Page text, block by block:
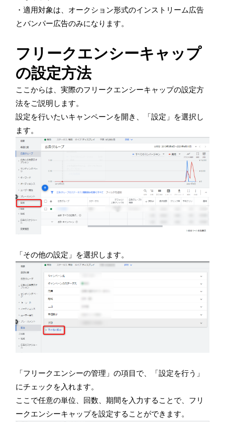
・適用対象は、オークション形式のインストリーム広告
とバンパー広告のみになります。
フリークエンシーキャップ
の設定方法
ここからは、実際のフリークエンシーキャップの設定方
法をご説明します。
設定を行いたいキャンペーンを開き、「設定」を選択し
ます。
「その他の設定」を選択します。
「フリークエンシーの管理」の項目で、「設定を行う」
にチェックを入れます。
ここで任意の単位、回数、期間を入力することで、フリ
ークエンシーキャップを設定することができます。